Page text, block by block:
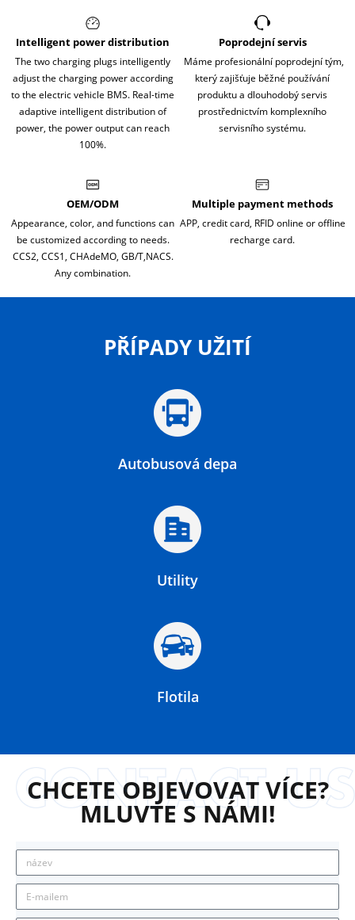
Intelligent power distribution
The two charging plugs intelligently
adjust the charging power according
to the electric vehicle BMS. Real-time
adaptive intelligent distribution of
power, the power output can reach
100%.
Poprodejní servis
Máme profesionální poprodejní tým,
který zajišťuje běžné používání
produktu a dlouhodobý servis
prostřednictvím komplexního
servisního systému.
OEM/ODM
Appearance, color, and functions can
be customized according to needs.
CCS2, CCS1, CHAdeMO, GB/T,NACS.
Any combination.
Multiple payment methods
APP, credit card, RFID online or offline
recharge card.
PŘÍPADY UŽITÍ
Autobusová depa
Utility
Flotila
CHCETE OBJEVOVAT VÍCE?
MLUVTE S NÁMI!